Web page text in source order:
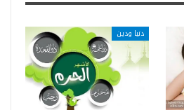
دنيا ودين